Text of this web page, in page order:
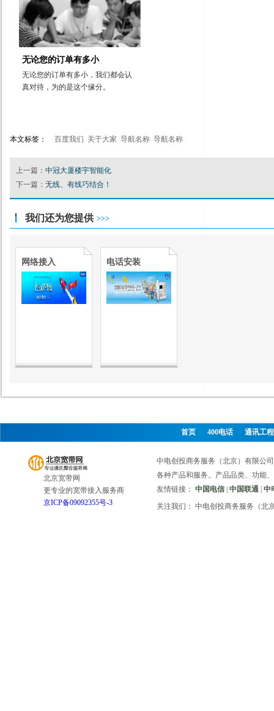
无论您的订单有多小
无论您的订单有多小，我们都会认
真对待，为的是这个缘分。
本文标签： 百度我们 关于大家 导航名称 导航名称
上一篇： 中冠大厦楼宇智能化
下一篇： 无线、有线巧结合！
我们还为您提供 >>>
网络接入 电话安装
首页 400电话 通讯工程
北京宽带网
更专业的宽带接入服务商
京ICP备09092355号-3
中电创投商务服务（北京）有限公
各种产品和服务。产品品类、功能
友情链接： 中国电信 中国联通 中
关注我们： 中电创投商务服务（北